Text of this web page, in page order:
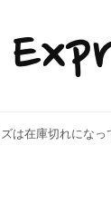
は在庫切れになっ